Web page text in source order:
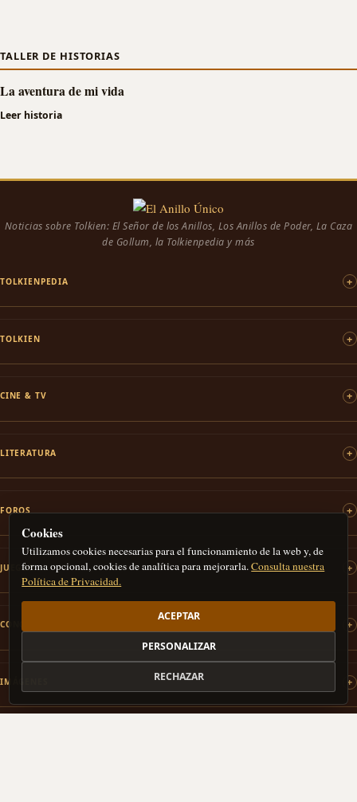
TALLER DE HISTORIAS
La aventura de mi vida
Leer historia
Noticias sobre Tolkien: El Señor de los Anillos, Los Anillos de Poder, La Caza
de Gollum, la Tolkienpedia y más
TOLKIENPEDIA
TOLKIEN
CINE & TV
LITERATURA
FOROS
JUEGOS
CONCURSOS
IMÁGENES
Cookies
Utilizamos cookies necesarias para el funcionamiento de la web y, de
forma opcional, cookies de analítica para mejorarla.Consulta nuestra
Política de Privacidad.
ACEPTAR
PERSONALIZAR
RECHAZAR